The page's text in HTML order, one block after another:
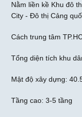
Nằm liền kề Khu đô
City - Đô thị Cảng
Cách trung tâm
Tổng diện tích khu
Mật độ xây dựng:
Tầng cao: 3-5 tầng